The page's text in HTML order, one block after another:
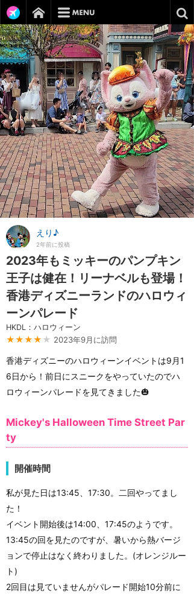
えり♪
2年前に投稿
2023年もミッキーのパンプキン
王子は健在！リーナベルも登場！
香港ディズニーランドのハロウィ
ーンパレード
HKDL：ハロウィーン
★★★★ ★ 2023年9月に訪問
香港ディズニーのハロウィーンイベントは9月1
6日から！前日にスニークをやっていたのでハ
ロウィーンパレードを見てきました🎃
Mickey's Halloween Time Street Par
ty
開催時間
私が見た日は13:45、17:30。二回やってまし
た！
イベント開始後は14:00、17:45のようです。
13:45の回を見たのですが、暑いから熱バージ
ョンで停止はなく終わりました。(オレンジルー
ト)
2回目は見ていませんがパレード開始10分前に